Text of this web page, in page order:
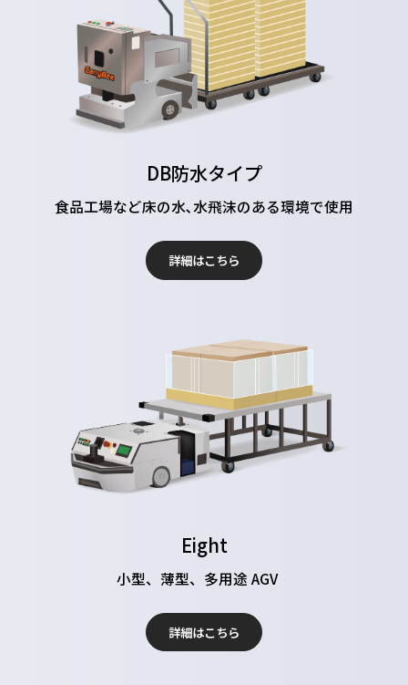
DB防水タイプ
食品工場など床の水､水飛沫のある環境で使用
詳細はこちら
Eight
小型、薄型、多用途 AGV
詳細はこちら